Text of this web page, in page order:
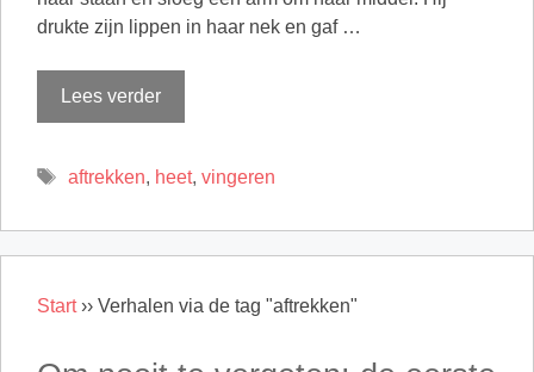
drukte zijn lippen in haar nek en gaf …
Lees verder
Tags
aftrekken, heet, vingeren
Start›› Verhalen via de tag "aftrekken"